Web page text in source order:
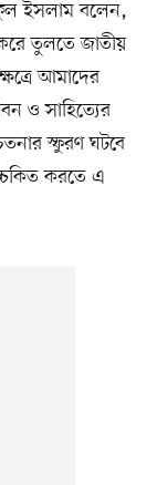
ইসলাম বলেন,
করে তুলতে জাতীয়
আমাদের
ও সাহিত্যের
স্ফুরণ ঘটবে
করতে এ